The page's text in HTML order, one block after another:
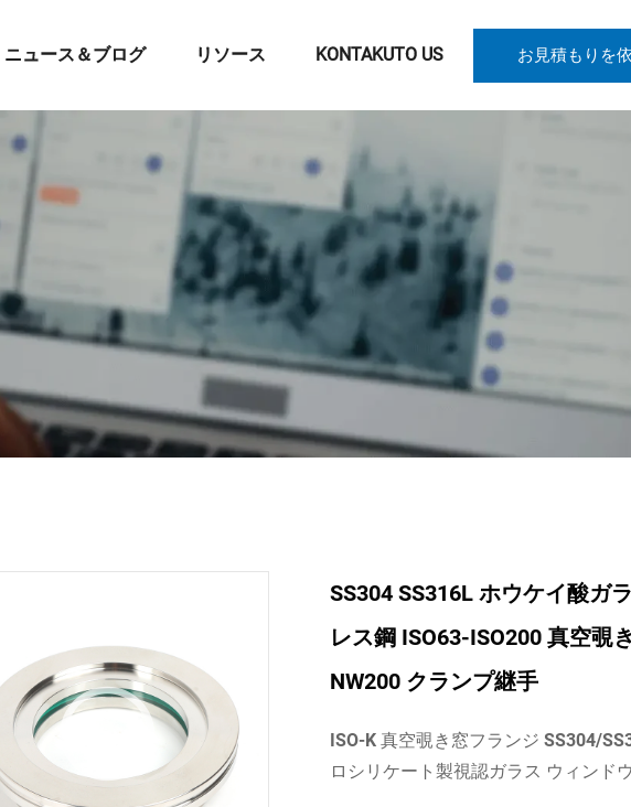
ニュース＆ブログ リソース KONTAKUTO US お見積もりを
SS304 SS316L ホウケイ酸ガ
レス鋼 ISO63-ISO200 真空覗
NW200 クランプ継手
ISO-K 真空覗き窓フランジ SS304/
ロシリケート製視認ガラス ウィンド